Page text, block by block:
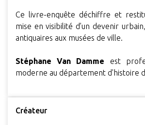
Ce livre-enquête déchiffre et
mise en visibilité d’un devenir
antiquaires aux musées de ville.
Stéphane Van Damme est
moderne au département d'histoire
Créateur